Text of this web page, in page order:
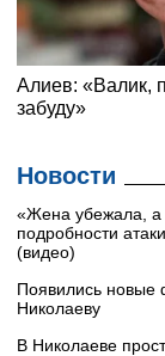
Новости
«Жена убежала, а
подробности
(видео)
Появились новые
Николаеву
В Николаеве